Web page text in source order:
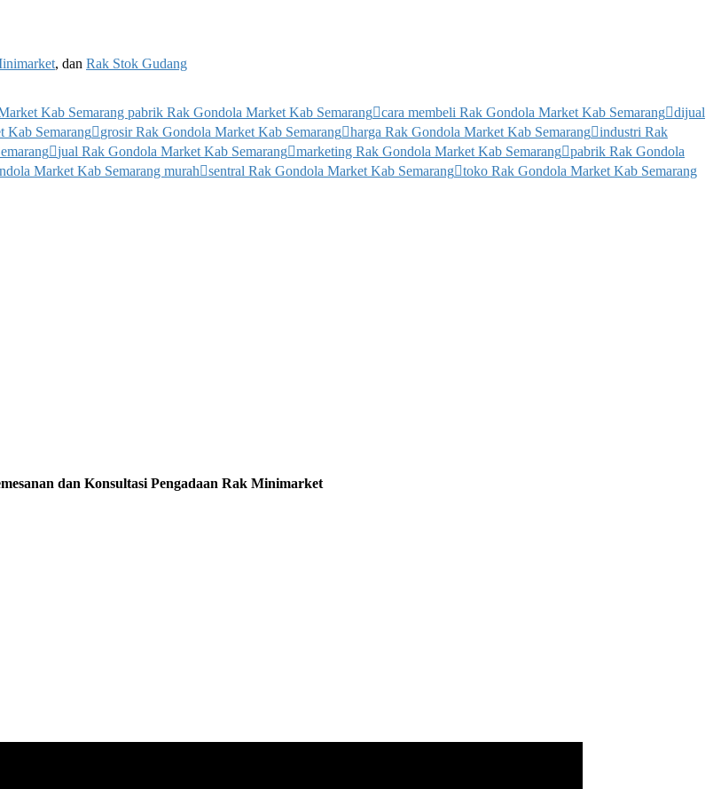
, dan Rak Stok Gudang
Kab Semarang pabrik Rak Gondola Market Kab Semarang cara membeli Rak Gondola Market Kab Semarang dijual
Kab Semarang grosir Rak Gondola Market Kab Semarang harga Rak Gondola Market Kab Semarang industri Rak
jual Rak Gondola Market Kab Semarang marketing Rak Gondola Market Kab Semarang pabrik Rak Gondola
Market Kab Semarang murah sentral Rak Gondola Market Kab Semarang toko Rak Gondola Market Kab Semarang
dan Konsultasi Pengadaan Rak Minimarket